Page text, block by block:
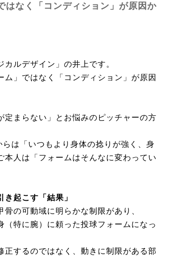
はなく「コンディション」が原因か
ルデザイン」の井上です。
」ではなく「コンディション」が原因
定まらない」とお悩みのピッチャーの方
は「いつもより身体の捻りが強く、身
人は「フォームはそんなに変わってい
起こす「結果」
の可動域に明らかな制限があり、
特に腕）に頼った投球フォームになっ
するのではなく、動きに制限がある部